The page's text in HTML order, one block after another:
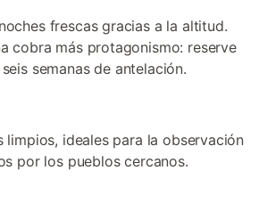
frescas gracias a la altitud.
cobra más protagonismo: reserve
semanas de antelación.
limpios, ideales para la observación
por los pueblos cercanos.